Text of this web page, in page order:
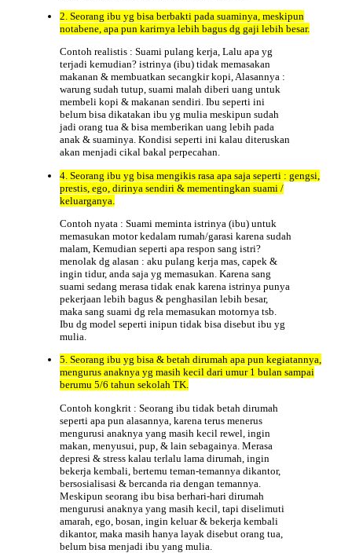
2. Seorang ibu yg bisa berbakti pada suaminya, meskipun
notabene, apa pun karirnya lebih bagus dg gaji lebih besar.
Contoh realistis : Suami pulang kerja, Lalu apa yg
terjadi kemudian? istrinya (ibu) tidak memasakan
makanan & membuatkan secangkir kopi, Alasannya :
warung sudah tutup, suami malah diberi uang untuk
membeli kopi & makanan sendiri. Ibu seperti ini
belum bisa dikatakan ibu yg mulia meskipun sudah
jadi orang tua & bisa memberikan uang lebih pada
anak & suaminya. Kondisi seperti ini kalau diteruskan
akan menjadi cikal bakal perpecahan.
4. Seorang ibu yg bisa mengikis rasa apa saja seperti : gengsi,
prestis, ego, dirinya sendiri & mementingkan suami /
keluarganya.
Contoh nyata : Suami meminta istrinya (ibu) untuk
memasukan motor kedalam rumah/garasi karena sudah
malam, Kemudian seperti apa respon sang istri?
menolak dg alasan : aku pulang kerja mas, capek &
ingin tidur, anda saja yg memasukan. Karena sang
suami sedang merasa tidak enak karena istrinya punya
pekerjaan lebih bagus & penghasilan lebih besar,
maka sang suami dg rela memasukan motornya tsb.
Ibu dg model seperti inipun tidak bisa disebut ibu yg
mulia.
5. Seorang ibu yg bisa & betah dirumah apa pun kegiatannya,
mengurus anaknya yg masih kecil dari umur 1 bulan sampai
berumu 5/6 tahun sekolah TK.
Contoh kongkrit : Seorang ibu tidak betah dirumah
seperti apa pun alasannya, karena terus menerus
mengurusi anaknya yang masih kecil rewel, ingin
makan, menyusui, pup, & lain sebagainya. Merasa
depresi & stress kalau terlalu lama dirumah, ingin
bekerja kembali, bertemu teman-temannya dikantor,
bersosialisasi & bercanda ria dengan temannya.
Meskipun seorang ibu bisa berhari-hari dirumah
mengurusi anaknya yang masih kecil, tapi diselimuti
amarah, ego, bosan, ingin keluar & bekerja kembali
dikantor, maka masih hanya layak disebut orang tua,
belum bisa menjadi ibu yang mulia.